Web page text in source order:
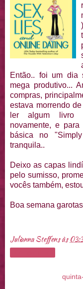
Então.. foi um dia
mega produtivo...
compras,
estava morrendo
ler algum livro
novamente, e
básica no
tranquila..
Deixo as capas
pelo sumisso,
vocês também,
Boa semana
Julianna Steffensàs